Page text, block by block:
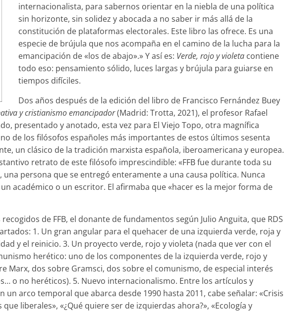
internacionalista, para sabernos orientar en la niebla de una política
sin horizonte, sin solidez y abocada a no saber ir más allá de la
constitución de plataformas electorales. Este libro las ofrece. Es una
especie de brújula que nos acompaña en el camino de la lucha para la
emancipación de «los de abajo».» Y así es: Verde, rojo y violeta contiene
todo eso: pensamiento sólido, luces largas y brújula para guiarse en
tiempos difíciles.
Dos años después de la edición del libro de Francisco Fernández Buey
y cristianismo emancipador(Madrid: Trotta, 2021), el profesor Rafael
presentado y anotado, esta vez para El Viejo Topo, otra magnífica
de los filósofos españoles más importantes de estos últimos sesenta
un clásico de la tradición marxista española, iberoamericana y europea.
retrato de este filósofo imprescindible: «FFB fue durante toda su
persona que se entregó enteramente a una causa política. Nunca
académico o un escritor. El afirmaba que «hacer es la mejor forma de
de FFB, el donante de fundamentos según Julio Anguita, que RDS
1. Un gran angular para el quehacer de una izquierda verde, roja y
y el reinicio. 3. Un proyecto verde, rojo y violeta (nada que ver con el
herético: uno de los componentes de la izquierda verde, rojo y
Marx, dos sobre Gramsci, dos sobre el comunismo, de especial interés
o no heréticos). 5. Nuevo internacionalismo. Entre los artículos y
un arco temporal que abarca desde 1990 hasta 2011, cabe señalar: «Crisis
que liberales», «¿Qué quiere ser de izquierdas ahora?», «Ecología y